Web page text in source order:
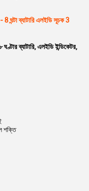
ঘন্টা ব্যাটারি এলইডি সূচক 3
ব্যাটারি, এলইডি ইন্ডিকেটর,
শক্তি